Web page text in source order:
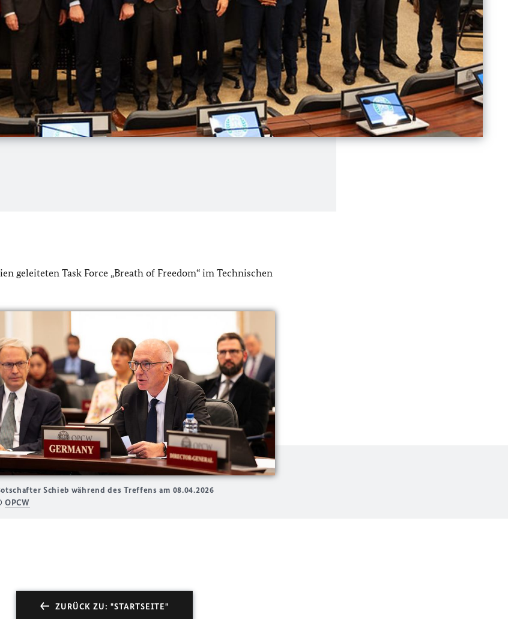
geleiteten Task Force „Breath of Freedom“ im Technischen
Schieb während des Treffens am 08.04.2026
OPCW
ZURÜCK ZU: "STARTSEITE"